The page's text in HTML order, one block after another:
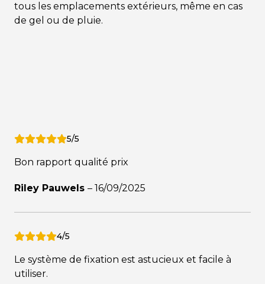
tous les emplacements extérieurs, même en cas
de gel ou de pluie.
5/5
Bon rapport qualité prix
Riley Pauwels – 16/09/2025
4/5
Le système de fixation est astucieux et facile à
utiliser.